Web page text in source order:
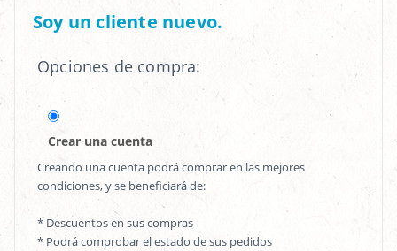
Soy un cliente nuevo.
Opciones de compra:
Crear una cuenta
Creando una cuenta podrá comprar en las mejores
condiciones, y se beneficiará de:
* Descuentos en sus compras
* Podrá comprobar el estado de sus pedidos